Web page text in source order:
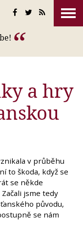
a hry
v průběhu
to škoda, když se
se někde
jsme tedy
původu,
se nám